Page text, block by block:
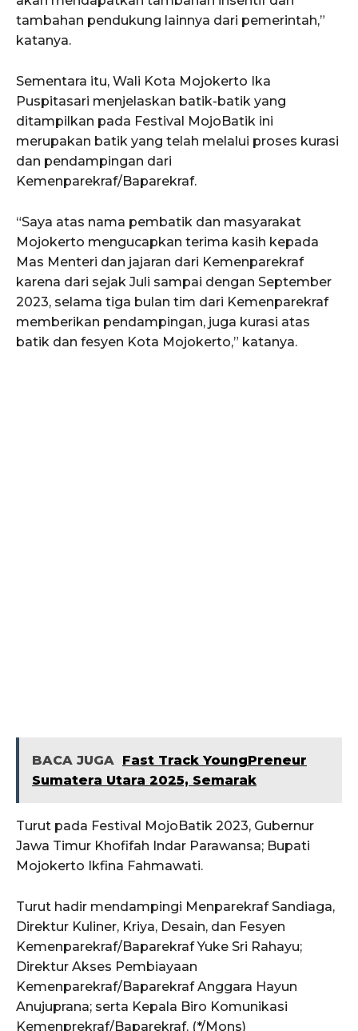
tambahan pendukung lainnya dari pemerintah,”
katanya.
Sementara itu, Wali Kota Mojokerto Ika
Puspitasari menjelaskan batik-batik yang
ditampilkan pada Festival MojoBatik ini
merupakan batik yang telah melalui proses kurasi
dan pendampingan dari
Kemenparekraf/Baparekraf.
“Saya atas nama pembatik dan masyarakat
Mojokerto mengucapkan terima kasih kepada
Mas Menteri dan jajaran dari Kemenparekraf
karena dari sejak Juli sampai dengan September
2023, selama tiga bulan tim dari Kemenparekraf
memberikan pendampingan, juga kurasi atas
batik dan fesyen Kota Mojokerto,” katanya.
BACA JUGA
Fast Track YoungPreneur
Sumatera Utara 2025, Semarak
Turut pada Festival MojoBatik 2023, Gubernur
Jawa Timur Khofifah Indar Parawansa; Bupati
Mojokerto Ikfina Fahmawati.
Turut hadir mendampingi Menparekraf Sandiaga,
Direktur Kuliner, Kriya, Desain, dan Fesyen
Kemenparekraf/Baparekraf Yuke Sri Rahayu;
Direktur Akses Pembiayaan
Kemenparekraf/Baparekraf Anggara Hayun
Anujuprana; serta Kepala Biro Komunikasi
Kemenprekraf/Baparekraf. (*/Mons)